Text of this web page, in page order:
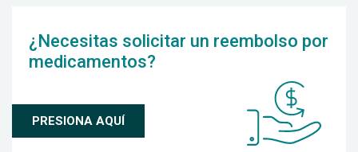
¿Necesitas solicitar un reembolso por
medicamentos?
PRESIONA AQUÍ